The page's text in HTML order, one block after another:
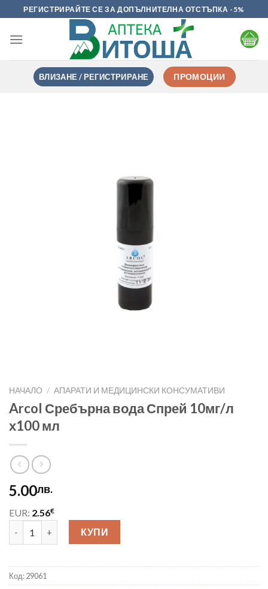
to
content
РЕГИСТРИРАЙТЕ СЕ ЗА ДОПЪЛНИТЕЛНА ОТСТЪПКА -5%
ВЛИЗАНЕ / РЕГИСТРИРАНЕ ПРОМОЦИИ
НАЧАЛО / АПАРАТИ И МЕДИЦИНСКИ КОНСУМАТИВИ
Arcol Сребърна вода Спрей 10мг/л
х100 мл
5.00лв.
EUR: 2.56€
количество за Arcol Сребърна вода Спрей 10мг/л х100 мл
КУПИ
Код:29061